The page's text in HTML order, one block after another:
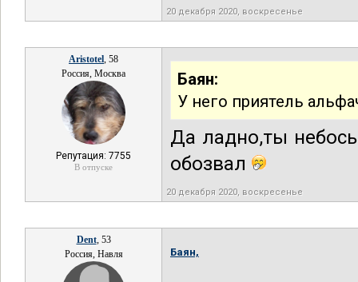
20 декабря 2020, воскресенье
Aristotel, 58
Россия, Москва
Репутация: 7755
В отпуске
Баян:
У него приятель
Да ладно,ты
обозвал
20 декабря 2020, воскресенье
Dent, 53
Россия, Навля
Баян,